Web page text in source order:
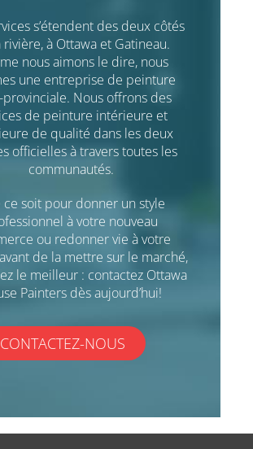
s’étendent des deux côtés
rivière, à Ottawa et Gatineau.
nous aimons le dire, nous
une entreprise de peinture
Nous offrons des
de peinture intérieure et
de qualité dans les deux
officielles à travers toutes les
communautés.
ce soit pour donner un style
à votre nouveau
ou redonner vie à votre
de la mettre sur le marché,
le meilleur : contactez Ottawa
Painters dès aujourd’hui!
CONTACTEZ-NOUS